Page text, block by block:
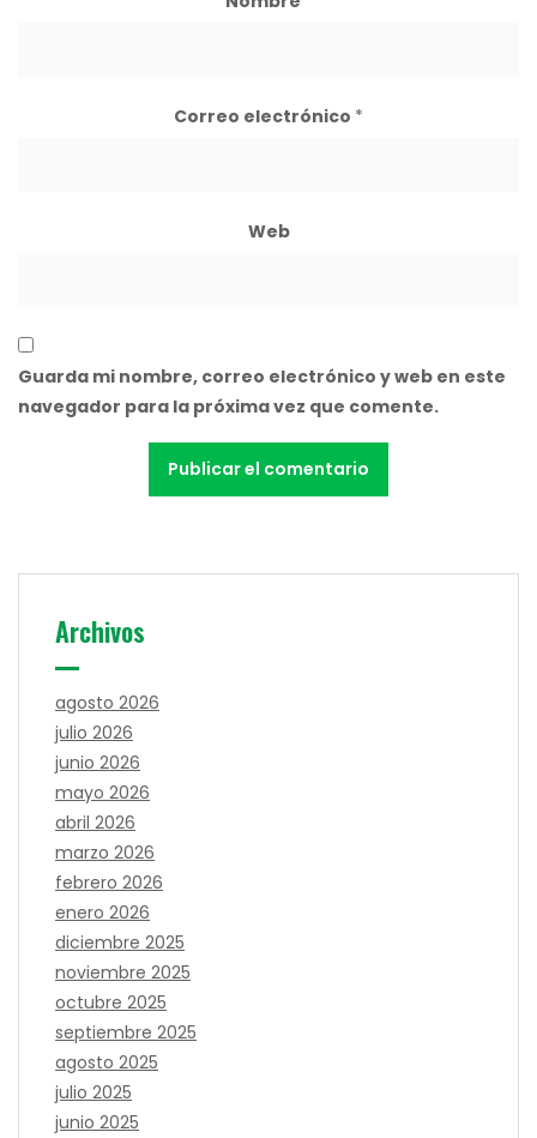
Correo electrónico *
Web
Guarda mi nombre, correo electrónico y web en este
navegador para la próxima vez que comente.
Archivos
agosto 2026
julio 2026
junio 2026
mayo 2026
abril 2026
marzo 2026
febrero 2026
enero 2026
diciembre 2025
noviembre 2025
octubre 2025
septiembre 2025
agosto 2025
julio 2025
junio 2025